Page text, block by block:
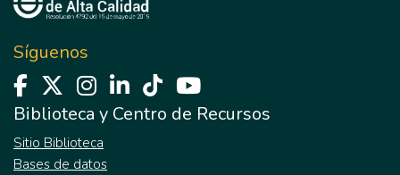
Síguenos
Biblioteca y Centro de Recursos
Sitio Biblioteca
Bases de datos